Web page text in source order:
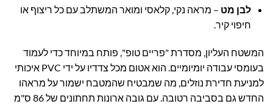
לבן מט – מראה נקי, קלאסי ומואר המשתלב עם כל ריצוף או
חיפוי קיר.
המשטח העליון, מסדרת "פריים טופ", פותח במיוחד כדי לעמוד
בעומסי עבודה יומיומיים. הוא אטום מכל צדדיו על ידי PVC איכותי
למניעת חדירת נוזלים, מה שמבטיח שהמטבח ישמור על מראהו
החדש גם בסביבה רטובה. עם גובה ארונות תחתונים של 86 ס"מ